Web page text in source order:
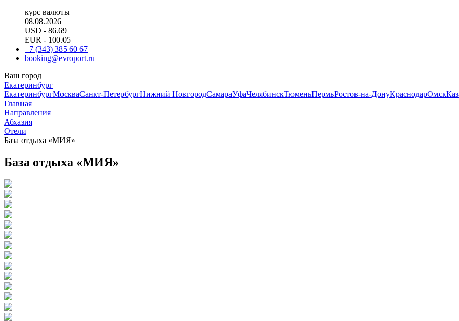
курс валюты
08.08.2026
USD - 86.69
EUR - 100.05
+7 (343) 385 60 67
booking@evroport.ru
Ваш город
Екатеринбург
ЕкатеринбургМоскваСанкт-ПетербургНижний НовгородСамараУфаЧелябинскТюменьПермьРостов-на-ДонуКраснодарОмск
Главная
Направления
Абхазия
Отели
База отдыха «МИЯ»
База отдыха «МИЯ»